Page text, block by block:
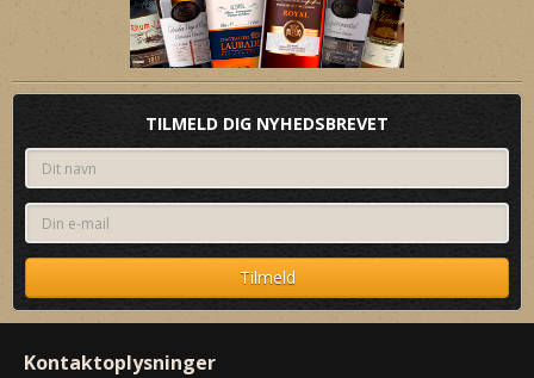
TILMELD DIG NYHEDSBREVET
Kontaktoplysninger